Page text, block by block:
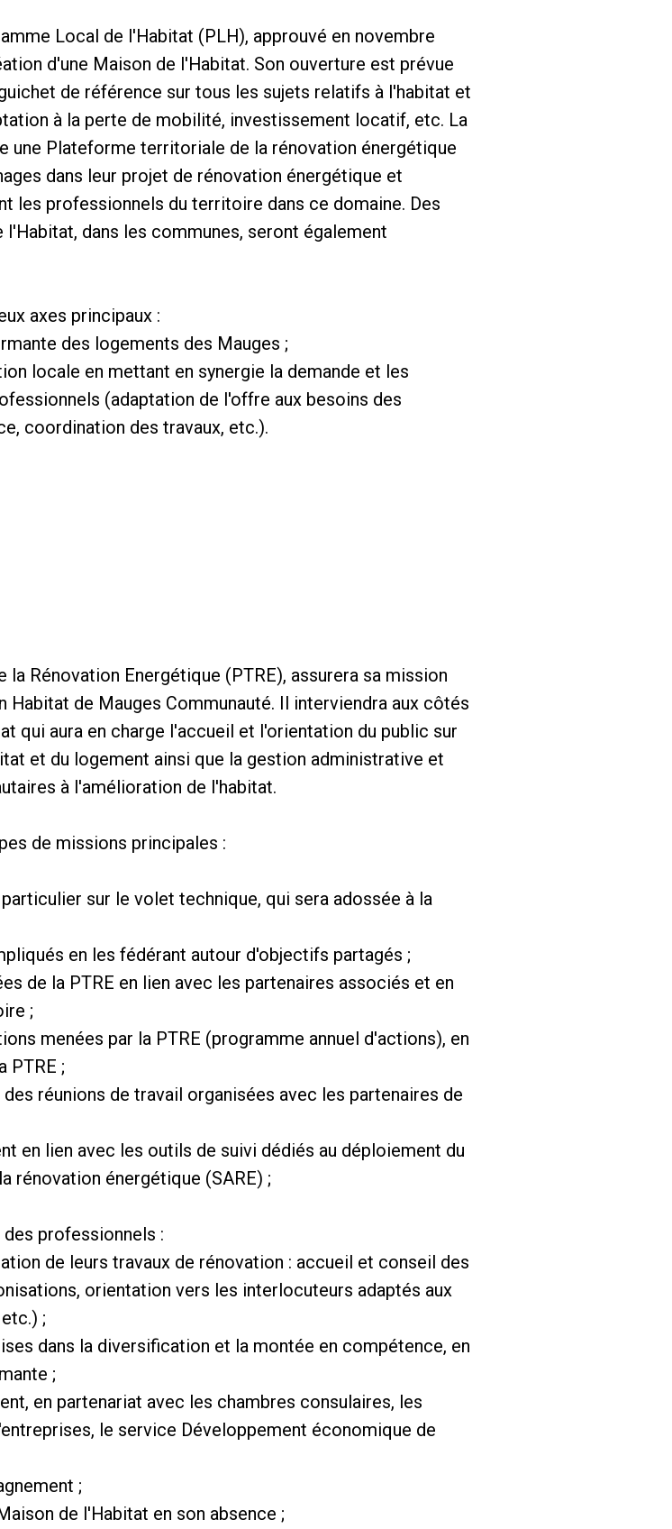
Local de l'Habitat (PLH), approuvé en novembre
d'une Maison de l'Habitat. Son ouverture est prévue
de référence sur tous les sujets relatifs à l'habitat et
à la perte de mobilité, investissement locatif, etc. La
une Plateforme territoriale de la rénovation énergétique
dans leur projet de rénovation énergétique et
les professionnels du territoire dans ce domaine. Des
dans les communes, seront également
axes principaux :
des logements des Mauges ;
locale en mettant en synergie la demande et les
(adaptation de l'offre aux besoins des
coordination des travaux, etc.).
Rénovation Energétique (PTRE), assurera sa mission
de Mauges Communauté. Il interviendra aux côtés
qui aura en charge l'accueil et l'orientation du public sur
et du logement ainsi que la gestion administrative et
à l'amélioration de l'habitat.
de missions principales :
sur le volet technique, qui sera adossée à la
en les fédérant autour d'objectifs partagés ;
de la PTRE en lien avec les partenaires associés et en
;
menées par la PTRE (programme annuel d'actions), en
PTRE ;
réunions de travail organisées avec les partenaires de
en lien avec les outils de suivi dédiés au déploiement du
rénovation énergétique (SARE) ;
professionnels :
de leurs travaux de rénovation : accueil et conseil des
orientation vers les interlocuteurs adaptés aux
;
dans la diversification et la montée en compétence, en
;
en partenariat avec les chambres consulaires, les
le service Développement économique de
;
de l'Habitat en son absence ;